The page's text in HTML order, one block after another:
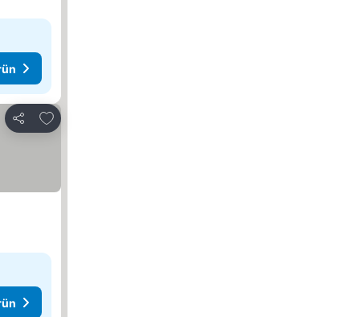
Paylaş
Favorilerime ekle